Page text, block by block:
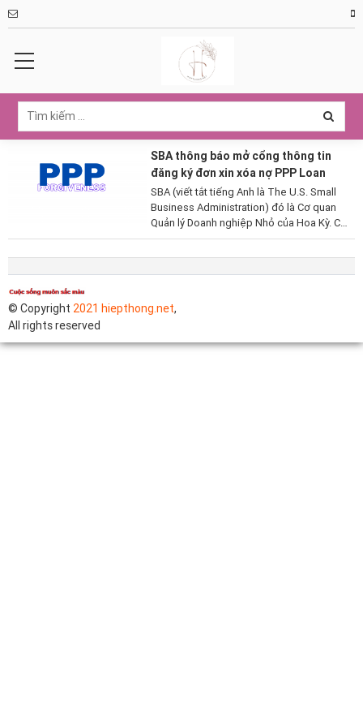
SBA thông báo mở cổng thông tin
đăng ký đơn xin xóa nợ PPP Loan
SBA (viết tắt tiếng Anh là The U.S. Small
Business Administration) đó là Cơ quan
Quản lý Doanh nghiệp Nhỏ của Hoa Kỳ. Cơ
quan này giúp thúc đẩy giấc mơ làm chủ
© Copyright 2021 hiepthong.net,
All rights reserved